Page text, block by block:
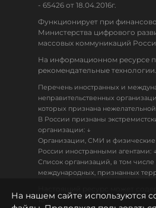
- 65426 от 18.04.2016г.
Функционирует при
Министерства цифрового
массовых коммуникаций
На информационном ресурсе
рекомендательные
Перечень иностранных и
неправительственных
которых признана
В России признаны
организации: ↓
Организации, СМИ и физические
России иностранными агентами: ↓
Список организаций, в том
международных, признанных
18+
На нашем сайте используются